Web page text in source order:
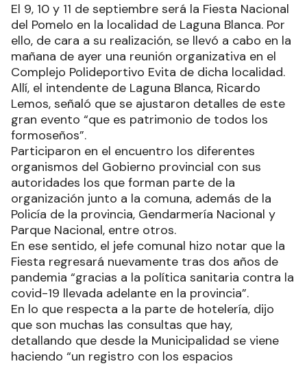
El 9, 10 y 11 de septiembre será la Fiesta Nacional
del Pomelo en la localidad de Laguna Blanca. Por
ello, de cara a su realización, se llevó a cabo en la
mañana de ayer una reunión organizativa en el
Complejo Polideportivo Evita de dicha localidad.
Allí, el intendente de Laguna Blanca, Ricardo
Lemos, señaló que se ajustaron detalles de este
gran evento “que es patrimonio de todos los
formoseños”.
Participaron en el encuentro los diferentes
organismos del Gobierno provincial con sus
autoridades los que forman parte de la
organización junto a la comuna, además de la
Policía de la provincia, Gendarmería Nacional y
Parque Nacional, entre otros.
En ese sentido, el jefe comunal hizo notar que la
Fiesta regresará nuevamente tras dos años de
pandemia “gracias a la política sanitaria contra la
covid-19 llevada adelante en la provincia”.
En lo que respecta a la parte de hotelería, dijo
que son muchas las consultas que hay,
detallando que desde la Municipalidad se viene
haciendo “un registro con los espacios